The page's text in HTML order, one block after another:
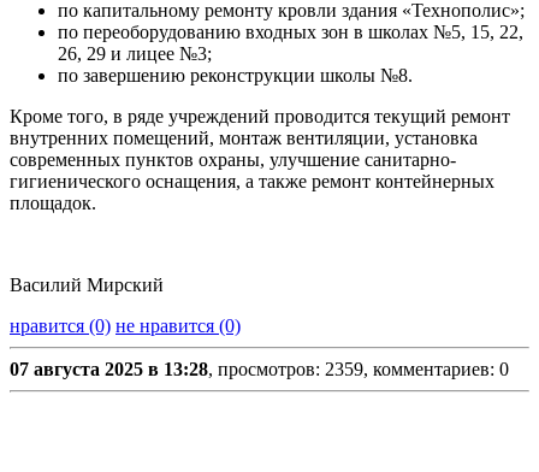
по капитальному ремонту кровли здания «Технополис»;
по переоборудованию входных зон в школах №5, 15, 22,
26, 29 и лицее №3;
по завершению реконструкции школы №8.
Кроме того, в ряде учреждений проводится текущий ремонт
внутренних помещений, монтаж вентиляции, установка
современных пунктов охраны, улучшение санитарно-
гигиенического оснащения, а также ремонт контейнерных
площадок.
Василий Мирский
нравится (0) не нравится (0)
07 августа 2025 в 13:28, просмотров: 2359, комментариев: 0